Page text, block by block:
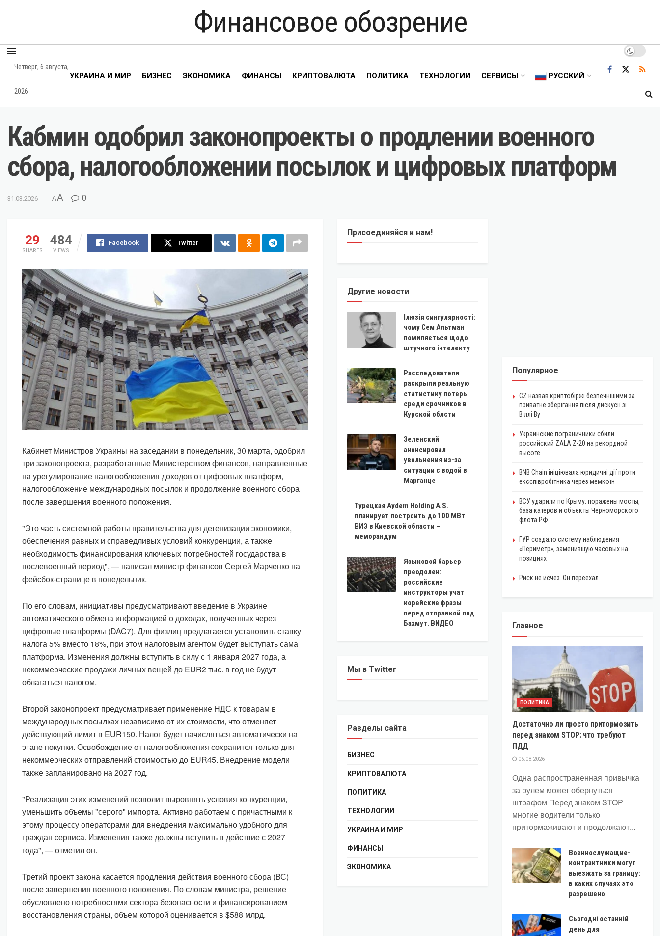
Финансовое обозрение
Четверг, 6 августа,
2026
УКРАИНА И МИР БИЗНЕС ЭКОНОМИКА ФИНАНСЫ КРИПТОВАЛЮТА ПОЛИТИКА ТЕХНОЛОГИИ СЕРВИСЫ РУССКИЙ
Кабмин одобрил законопроекты о продлении военного
сбора, налогообложении посылок и цифровых платформ
31.03.2026 AA 0
29
SHARES
484
VIEWS
Facebook Twitter
Кабинет Министров Украины на заседании в понедельник, 30 марта, одобрил
три законопроекта, разработанные Министерством финансов, направленные
на урегулирование налогообложения доходов от цифровых платформ,
налогообложение международных посылок и продолжение военного сбора
после завершения военного положения.
"Это часть системной работы правительства для детенизации экономики,
обеспечения равных и справедливых условий конкуренции, а также
необходимость финансирования ключевых потребностей государства в
послевоенный период", — написал министр финансов Сергей Марченко на
фейсбок-странице в понедельник.
По его словам, инициативы предусматривают введение в Украине
автоматического обмена информацией о доходах, полученных через
цифровые платформы (DAC7). Для физлиц предлагается установить ставку
налога 5% вместо 18%, при этом налоговым агентом будет выступать сама
платформа. Изменения должны вступить в силу с 1 января 2027 года, а
некоммерческие продажи личных вещей до EUR2 тыс. в год не будут
облагаться налогом.
Второй законопроект предусматривает применение НДС к товарам в
международных посылках независимо от их стоимости, что отменяет
действующий лимит в EUR150. Налог будет начисляться автоматически на
этапе покупки. Освобождение от налогообложения сохранится только для
некоммерческих отправлений стоимостью до EUR45. Внедрение модели
также запланировано на 2027 год.
"Реализация этих изменений позволит выровнять условия конкуренции,
уменьшить объемы "серого" импорта. Активно работаем с причастными к
этому процессу операторами для внедрения максимально удобного для
граждан сервиса. Изменения также должны вступить в действие с 2027
года", — отметил он.
Третий проект закона касается продления действия военного сбора (ВС)
после завершения военного положения. По словам министра, решение
обусловлено потребностями сектора безопасности и финансированием
восстановления страны, объем которой оценивается в $588 млрд.
Присоединяйся к нам!
Другие новости
Ілюзія сингулярності:
чому Сем Альтман
помиляється щодо
штучного інтелекту
Расследователи
раскрыли реальную
статистику потерь
среди срочников в
Курской облсти
Зеленский
анонсировал
увольнения из-за
ситуации с водой в
Марганце
Турецкая Aydem Holding A.S.
планирует построить до 100 МВт
ВИЭ в Киевской области –
меморандум
Языковой барьер
преодолен:
российские
инструкторы учат
корейские фразы
перед отправкой под
Бахмут. ВИДЕО
Мы в Twitter
Разделы сайта
БИЗНЕС
КРИПТОВАЛЮТА
ПОЛИТИКА
ТЕХНОЛОГИИ
УКРАИНА И МИР
ФИНАНСЫ
ЭКОНОМИКА
Популярное
CZ назвав криптобіржі безпечнішими за
приватне зберігання після дискусії зі
Віллі Ву
Украинские пограничники сбили
российский ZALA Z-20 на рекордной
высоте
BNB Chain ініціювала юридичні дії проти
ексспівробітника через мемкоїн
ВСУ ударили по Крыму: поражены мосты,
база катеров и объекты Черноморского
флота РФ
ГУР создало систему наблюдения
«Периметр», заменившую часовых на
позициях
Риск не исчез. Он переехал
Главное
ПОЛИТИКА
Достаточно ли просто притормозить
перед знаком STOP: что требуют
ПДД
05.08.2026
Одна распространенная привычка
за рулем может обернуться
штрафом Перед знаком STOP
многие водители только
притормаживают и продолжают...
Военнослужащие-
контрактники могут
выезжать за границу:
в каких случаях это
разрешено
Сьогодні останній
день для